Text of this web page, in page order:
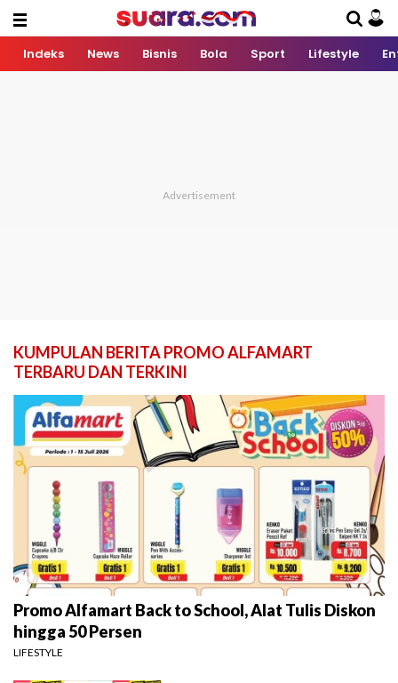
Indeks News Bisnis Bola Sport Lifestyle
KUMPULAN BERITA PROMO ALFAMART
TERBARU DAN TERKINI
Promo Alfamart Back to School, Alat Tulis Diskon
hingga 50 Persen
LIFESTYLE